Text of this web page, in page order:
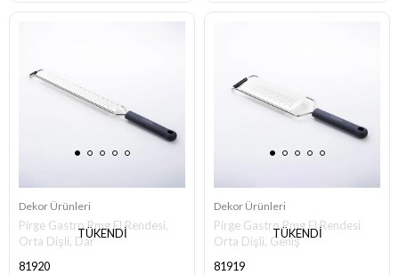
TÜKENDI
Dekor Ürünleri
Pirge Gastro Pmg El Rendesi,
Orta Dişli, Dar
81920
TÜKENDI
Dekor Ürünleri
Pirge Gastro Pmg El Rendesi
Orta Dişli, Geniş
81919